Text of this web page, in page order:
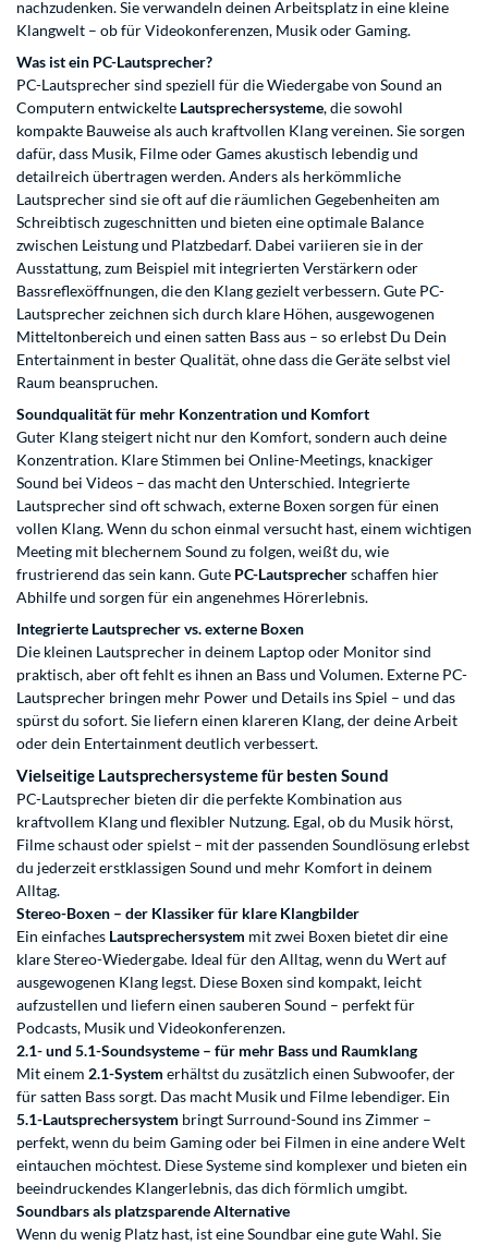
nachzudenken. Sie verwandeln deinen Arbeitsplatz in eine kleine
Klangwelt – ob für Videokonferenzen, Musik oder Gaming.
Was ist ein PC-Lautsprecher?
PC-Lautsprecher sind speziell für die Wiedergabe von Sound an
Computern entwickelte Lautsprechersysteme, die sowohl
kompakte Bauweise als auch kraftvollen Klang vereinen. Sie sorgen
dafür, dass Musik, Filme oder Games akustisch lebendig und
detailreich übertragen werden. Anders als herkömmliche
Lautsprecher sind sie oft auf die räumlichen Gegebenheiten am
Schreibtisch zugeschnitten und bieten eine optimale Balance
zwischen Leistung und Platzbedarf. Dabei variieren sie in der
Ausstattung, zum Beispiel mit integrierten Verstärkern oder
Bassreflexöffnungen, die den Klang gezielt verbessern. Gute PC-
Lautsprecher zeichnen sich durch klare Höhen, ausgewogenen
Mitteltonbereich und einen satten Bass aus – so erlebst Du Dein
Entertainment in bester Qualität, ohne dass die Geräte selbst viel
Raum beanspruchen.
Soundqualität für mehr Konzentration und Komfort
Guter Klang steigert nicht nur den Komfort, sondern auch deine
Konzentration. Klare Stimmen bei Online-Meetings, knackiger
Sound bei Videos – das macht den Unterschied. Integrierte
Lautsprecher sind oft schwach, externe Boxen sorgen für einen
vollen Klang. Wenn du schon einmal versucht hast, einem wichtigen
Meeting mit blechernem Sound zu folgen, weißt du, wie
frustrierend das sein kann. Gute PC-Lautsprecherschaffen hier
Abhilfe und sorgen für ein angenehmes Hörerlebnis.
Integrierte Lautsprecher vs. externe Boxen
Die kleinen Lautsprecher in deinem Laptop oder Monitor sind
praktisch, aber oft fehlt es ihnen an Bass und Volumen. Externe PC-
Lautsprecher bringen mehr Power und Details ins Spiel – und das
spürst du sofort. Sie liefern einen klareren Klang, der deine Arbeit
oder dein Entertainment deutlich verbessert.
Vielseitige Lautsprechersysteme für besten Sound
PC-Lautsprecher bieten dir die perfekte Kombination aus
kraftvollem Klang und flexibler Nutzung. Egal, ob du Musik hörst,
Filme schaust oder spielst – mit der passenden Soundlösung erlebst
du jederzeit erstklassigen Sound und mehr Komfort in deinem
Alltag.
Stereo-Boxen – der Klassiker für klare Klangbilder
Ein einfaches Lautsprechersystem mit zwei Boxen bietet dir eine
klare Stereo-Wiedergabe. Ideal für den Alltag, wenn du Wert auf
ausgewogenen Klang legst. Diese Boxen sind kompakt, leicht
aufzustellen und liefern einen sauberen Sound – perfekt für
Podcasts, Musik und Videokonferenzen.
2.1- und 5.1-Soundsysteme – für mehr Bass und Raumklang
Mit einem 2.1-System erhältst du zusätzlich einen Subwoofer, der
für satten Bass sorgt. Das macht Musik und Filme lebendiger. Ein
5.1-Lautsprechersystem bringt Surround-Sound ins Zimmer –
perfekt, wenn du beim Gaming oder bei Filmen in eine andere Welt
eintauchen möchtest. Diese Systeme sind komplexer und bieten ein
beeindruckendes Klangerlebnis, das dich förmlich umgibt.
Soundbars als platzsparende Alternative
Wenn du wenig Platz hast, ist eine Soundbar eine gute Wahl. Sie